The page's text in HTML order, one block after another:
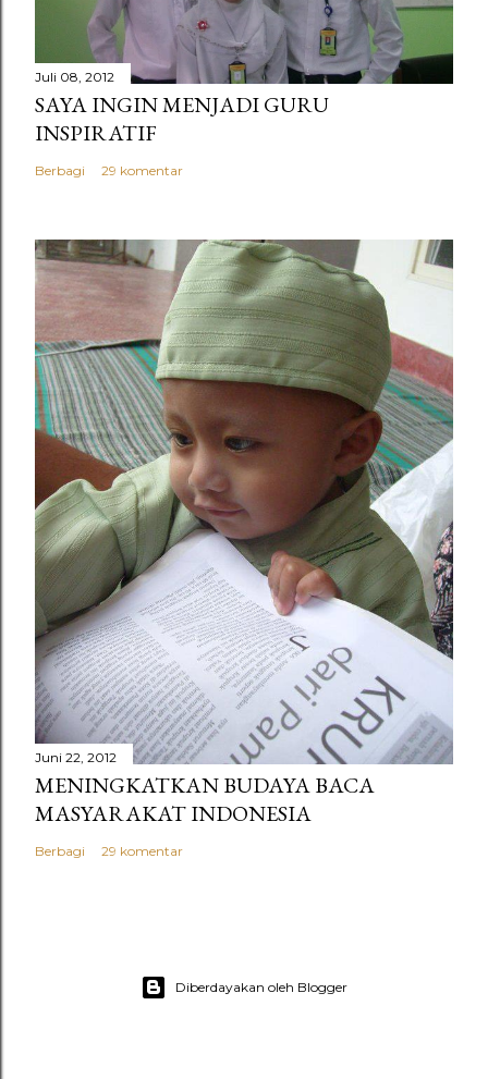
Juli 08, 2012
SAYA INGIN MENJADI GURU
INSPIRATIF
Berbagi 29 komentar
Juni 22, 2012
MENINGKATKAN BUDAYA BACA
MASYARAKAT INDONESIA
Berbagi 29 komentar
Diberdayakan oleh Blogger